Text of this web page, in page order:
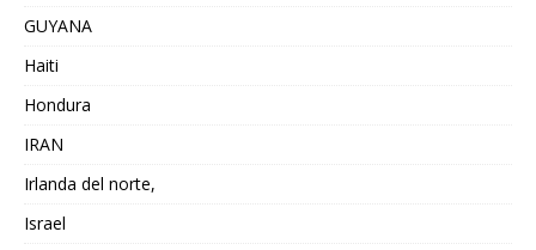
GUYANA
Haiti
Hondura
IRAN
Irlanda del norte,
Israel